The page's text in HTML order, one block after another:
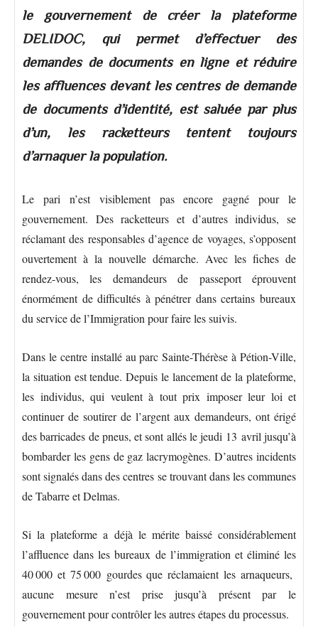
le gouvernement de créer la plateforme
DELIDOC, qui permet d’effectuer des
demandes de documents en ligne et réduire
les affluences devant les centres de demande
de documents d’identité, est saluée par plus
d’un, les racketteurs tentent toujours
d’arnaquer la population.
Le pari n’est visiblement pas encore gagné pour le
gouvernement. Des racketteurs et d’autres individus, se
réclamant des responsables d’agence de voyages, s’opposent
ouvertement à la nouvelle démarche. Avec les fiches de
rendez-vous, les demandeurs de passeport éprouvent
énormément de difficultés à pénétrer dans certains bureaux
du service de l’Immigration pour faire les suivis.
Dans le centre installé au parc Sainte-Thérèse à Pétion-Ville,
la situation est tendue. Depuis le lancement de la plateforme,
les individus, qui veulent à tout prix imposer leur loi et
continuer de soutirer de l’argent aux demandeurs, ont érigé
des barricades de pneus, et sont allés le jeudi 13 avril jusqu’à
bombarder les gens de gaz lacrymogènes. D’autres incidents
sont signalés dans des centres se trouvant dans les communes
de Tabarre et Delmas.
Si la plateforme a déjà le mérite baissé considérablement
l’affluence dans les bureaux de l’immigration et éliminé les
40 000 et 75 000 gourdes que réclamaient les arnaqueurs,
aucune mesure n’est prise jusqu’à présent par le
gouvernement pour contrôler les autres étapes du processus.